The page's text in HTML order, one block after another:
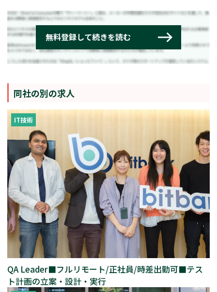
同社の別の求人
IT技術
QA Leader■フルリモート/正社員/時差出勤可■テス
ト計画の立案・設計・実行